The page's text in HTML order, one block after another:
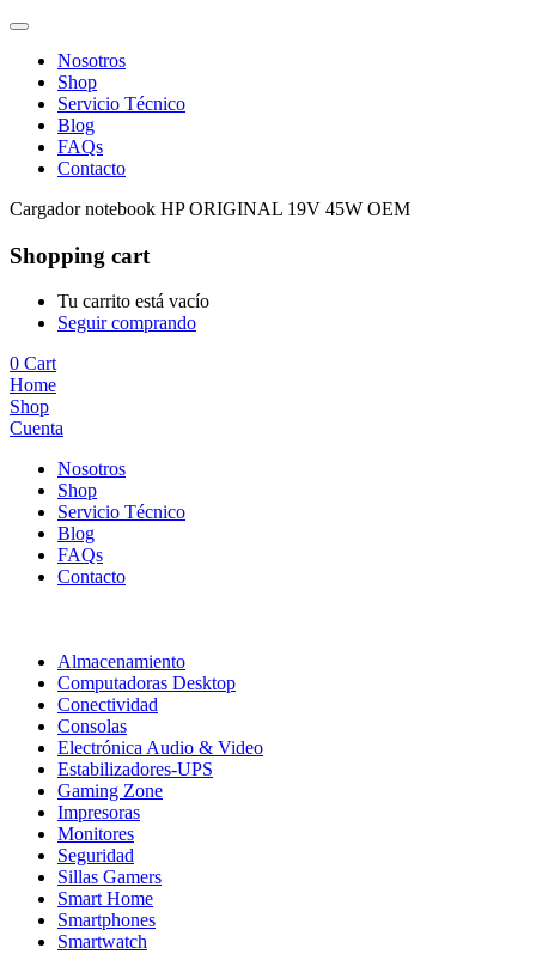
Nosotros
Shop
Servicio Técnico
Blog
FAQs
Contacto
Cargador notebook HP ORIGINAL 19V 45W OEM
Shopping cart
Tu carrito está vacío
Seguir comprando
0 Cart
Home
Shop
Cuenta
Nosotros
Shop
Servicio Técnico
Blog
FAQs
Contacto
Almacenamiento
Computadoras Desktop
Conectividad
Consolas
Electrónica Audio & Video
Estabilizadores-UPS
Gaming Zone
Impresoras
Monitores
Seguridad
Sillas Gamers
Smart Home
Smartphones
Smartwatch